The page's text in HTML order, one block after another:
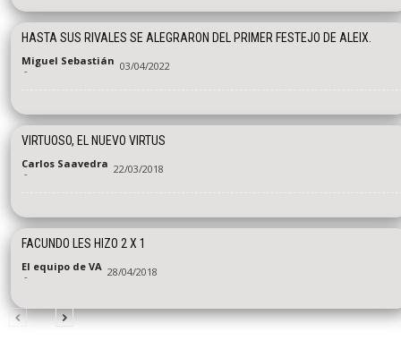
HASTA SUS RIVALES SE ALEGRARON DEL PRIMER FESTEJO DE ALEIX.
Miguel Sebastián
- 03/04/2022
VIRTUOSO, EL NUEVO VIRTUS
Carlos Saavedra
- 22/03/2018
FACUNDO LES HIZO 2 X 1
El equipo de VA
- 28/04/2018